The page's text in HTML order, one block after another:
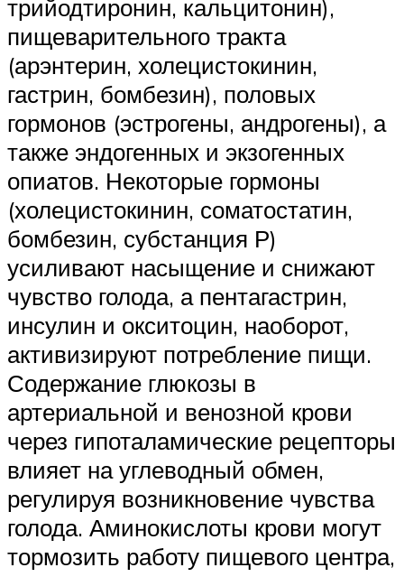
трийодтиронин, кальцитонин),
пищеварительного тракта
(арэнтерин, холецистокинин,
гастрин, бомбезин), половых
гормонов (эстрогены, андрогены), а
также эндогенных и экзогенных
опиатов. Некоторые гормоны
(холецистокинин, соматостатин,
бомбезин, субстанция Р)
усиливают насыщение и снижают
чувство голода, а пентагастрин,
инсулин и окситоцин, наоборот,
активизируют потребление пищи.
Содержание глюкозы в
артериальной и венозной крови
через гипоталамические рецепторы
влияет на углеводный обмен,
регулируя возникновение чувства
голода. Аминокислоты крови могут
тормозить работу пищевого центра,